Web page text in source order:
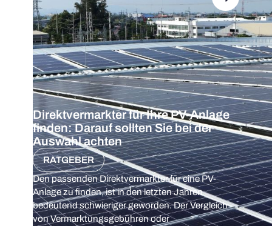
Direktvermarkter für Ihre PV-Anlage
finden: Darauf sollten Sie bei der
Auswahl achten
RATGEBER
Den passenden Direktvermarkter für eine PV-
Anlage zu finden, ist in den letzten Jahren
bedeutend schwieriger geworden. Der Vergleich
von Vermarktungsgebühren oder